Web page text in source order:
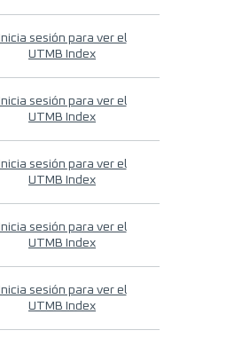
Inicia sesión para ver el
UTMB Index
Inicia sesión para ver el
UTMB Index
Inicia sesión para ver el
UTMB Index
Inicia sesión para ver el
UTMB Index
Inicia sesión para ver el
UTMB Index